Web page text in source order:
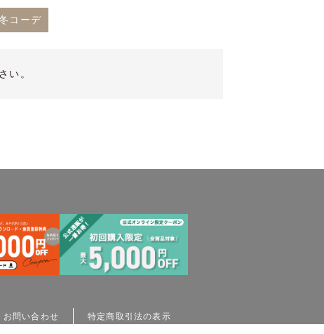
コーデ
い。
お問い合わせ 特定商取引法の表示